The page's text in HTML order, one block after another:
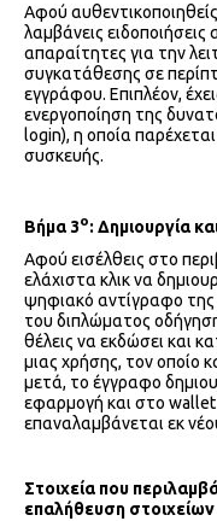
Αφού
λαμβάνεις ειδοποιήσεις
απαραίτητες για την
συγκατάθεσης σε
εγγράφου. Επιπλέον,
ενεργοποίηση της
login), η οποία
συσκευής.
Βήμα 3ο: Δημιουργία
Αφού εισέλθεις στο
ελάχιστα κλικ να
ψηφιακό αντίγραφο
του διπλώματος
θέλεις να εκδώσει και
μιας χρήσης, τον οποίο
μετά, το έγγραφο
εφαρμογή και στο wallet
επαναλαμβάνεται εκ
Στοιχεία που
επαλήθευση στοιχείων